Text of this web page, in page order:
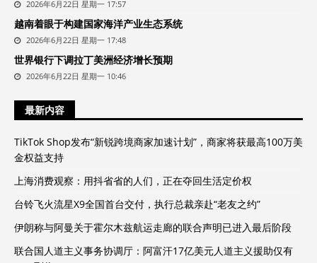
2026年6月22日 星期一 17:57
越南着眼于构建国家海洋产业生态系统
2026年6月22日 星期一 17:48
世界银行下调拉丁美洲经济增长预期
2026年6月22日 星期一 10:46
最新内容
TikTok Shop发布“新锐跨境商家加速计划”，商家将获最高100万美
金权益支持
上海消费观察：用抖省省的人们，正在夺回生活定价权
台铃飞火流星X9全国首台交付，执行总裁亲赴“老友之约”
伊朗称与阿曼关于霍尔木兹航运走廊的联合声明已进入最后阶段
联合国人道主义事务协调厅：阿富汗17亿美元人道主义援助仅有